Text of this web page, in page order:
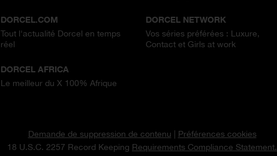
DORCEL.COM
Tout l'actualité Dorcel en temps
réel
DORCEL NETWORK
Vos séries préférées : Luxure,
Contact et Girls at work
DORCEL AFRICA
Le meilleur du X 100% Afrique
Demande de suppression de contenu
Préférences cookies
18 U.S.C. 2257 Record Keeping Requirements Compliance Statement.